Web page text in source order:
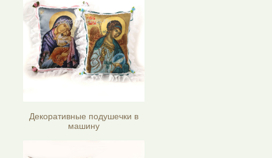
Декоративные подушечки в
машину